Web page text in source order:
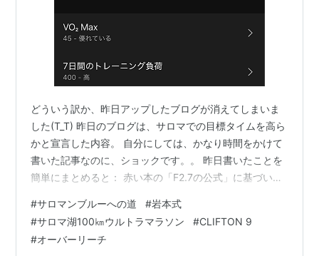
どういう訳か、昨日アップしたブログが消えてしまいま
した(T_T) 昨日のブログは、サロマでの目標タイムを高ら
かと宣言した内容。 自分にしては、かなり時間をかけて
書いた記事なのに、ショックです。。 昨日書いたことを
簡単にまとめると： 赤い本の「F2.7の公式」に基づい
メンズでのタイムの2.7倍の11時間48分とする。 完全攻
略ウルトラマラソン練習帳 潜在走力を引き出す！レベル
別・書き込み式１３週間練/講談社/岩本能史 posted with
#サロマンブルーへの道 #岩本式
#サロマ湖100㎞ウルトラマラソン #CLIFTON 9
#オーバーリーチ